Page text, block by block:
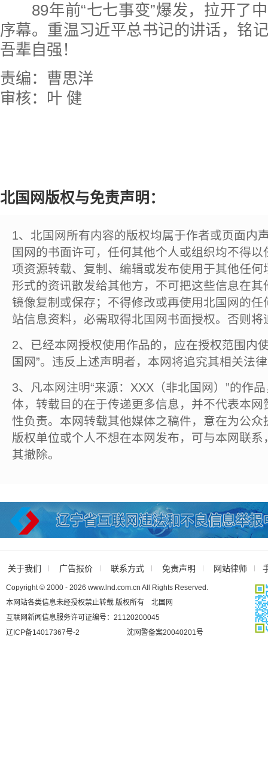
89年前“七七事变”爆发，拉开了
序幕。重温习近平总书记的讲话，铭
吾辈自强！
责编：曹思洋
审核：叶 健
北国网版权与免责声明：
1、北国网所有内容的版权均属于作者或页面内
国网的书面许可，任何其他个人或组织均不得
项资源转载、复制、编辑或发布使用于其他任
形式的资讯散发给其他方，不可把这些信息在
镜像复制或保存；不得修改或再使用北国网的
站信息资料，必需取得北国网书面授权。否则将
2、已经本网授权使用作品的，应在授权范围内
国网”。违反上述声明者，本网将追究其相关法
3、凡本网注明“来源：XXX（非北国网）”的作
体，转载目的在于传递更多信息，并不代表本
性负责。本网转载其他媒体之稿件，意在为公
版权单位或个人不想在本网发布，可与本网联
其撤除。
关于我们 广告报价 联系方式 免责声明 网站律师
Copyright © 2000 - 2026 www.lnd.com.cn All Rights Reserved.
本网站各类信息未经授权禁止转载 版权所有 北国网
互联网新闻信息服务许可证编号：21120200045
辽ICP备14017367号-2
沈网警备案20040201号